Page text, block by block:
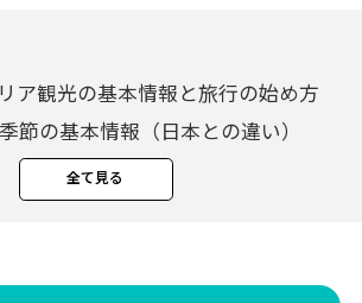
ア観光の基本情報と旅行の始め方
節の基本情報（日本との違い）
ー・ケアンズ・メルボルンなど主
特徴
ア観光 7日間王道モデルコース
全て見る